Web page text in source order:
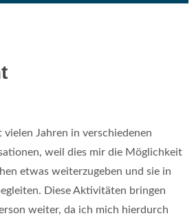
vielen Jahren in verschiedenen
weil dies mir die Möglichkeit
etwas weiterzugeben und sie in
Diese Aktivitäten bringen
weiter, da ich mich hierdurch